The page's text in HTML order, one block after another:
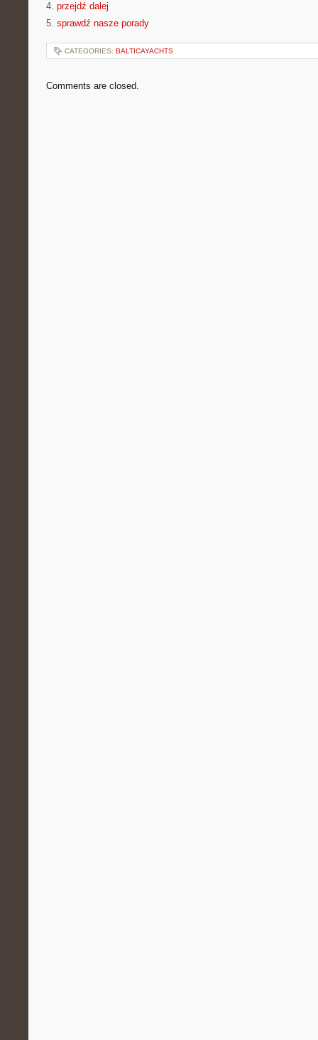
4. przejdź dalej
5. sprawdź nasze porady
CATEGORIES: BALTICAYACHTS
Comments are closed.